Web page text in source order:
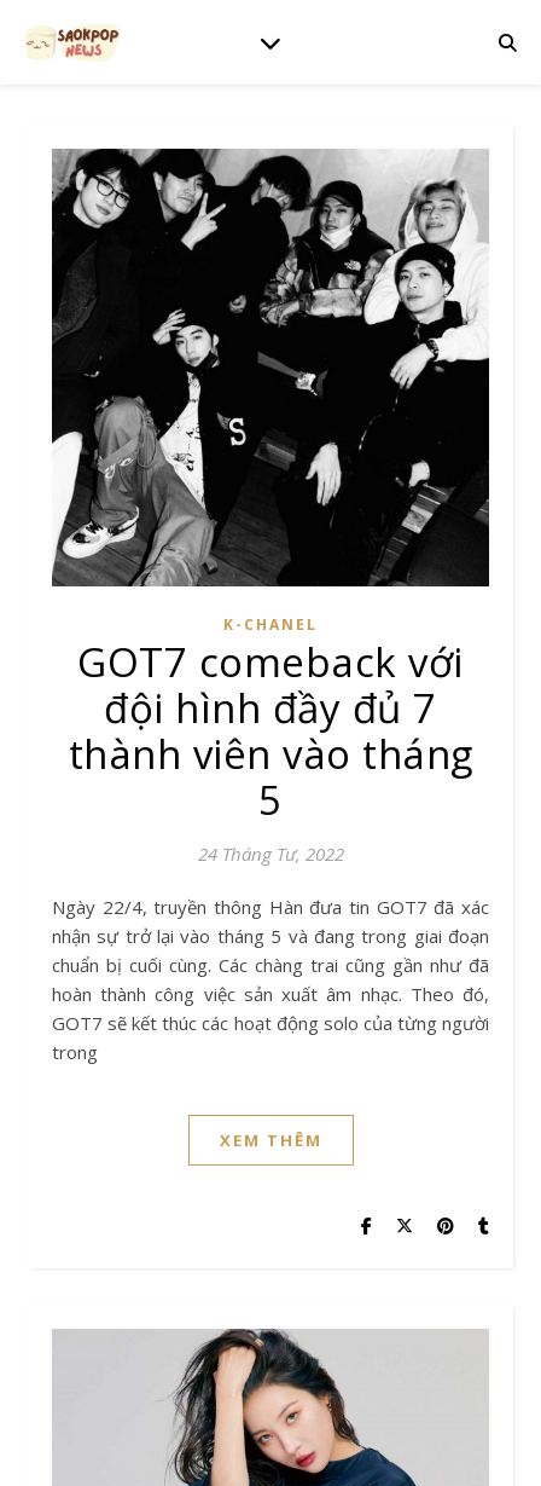
K-CHANEL
GOT7 comeback với
đội hình đầy đủ 7
thành viên vào tháng
5
24 Tháng Tư, 2022
Ngày 22/4, truyền thông Hàn đưa tin GOT7 đã xác
nhận sự trở lại vào tháng 5 và đang trong giai đoạn
chuẩn bị cuối cùng. Các chàng trai cũng gần như đã
hoàn thành công việc sản xuất âm nhạc. Theo đó,
GOT7 sẽ kết thúc các hoạt động solo của từng người
trong
XEM THÊM